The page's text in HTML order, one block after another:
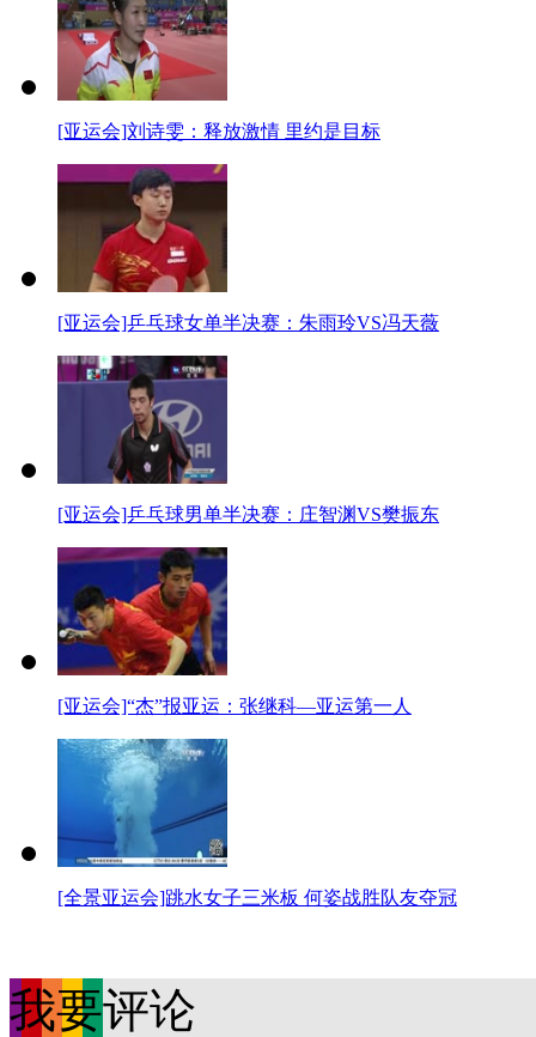
[亚运会]刘诗雯：释放激情 里约是目标
[亚运会]乒乓球女单半决赛：朱雨玲VS冯天薇
[亚运会]乒乓球男单半决赛：庄智渊VS樊振东
[亚运会]“杰”报亚运：张继科—亚运第一人
[全景亚运会]跳水女子三米板 何姿战胜队友夺冠
我要评论